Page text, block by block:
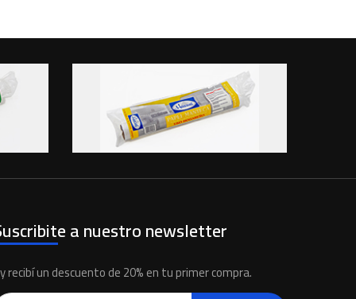
a nuestro newsletter
recibí un descuento de 20% en tu primer compra.